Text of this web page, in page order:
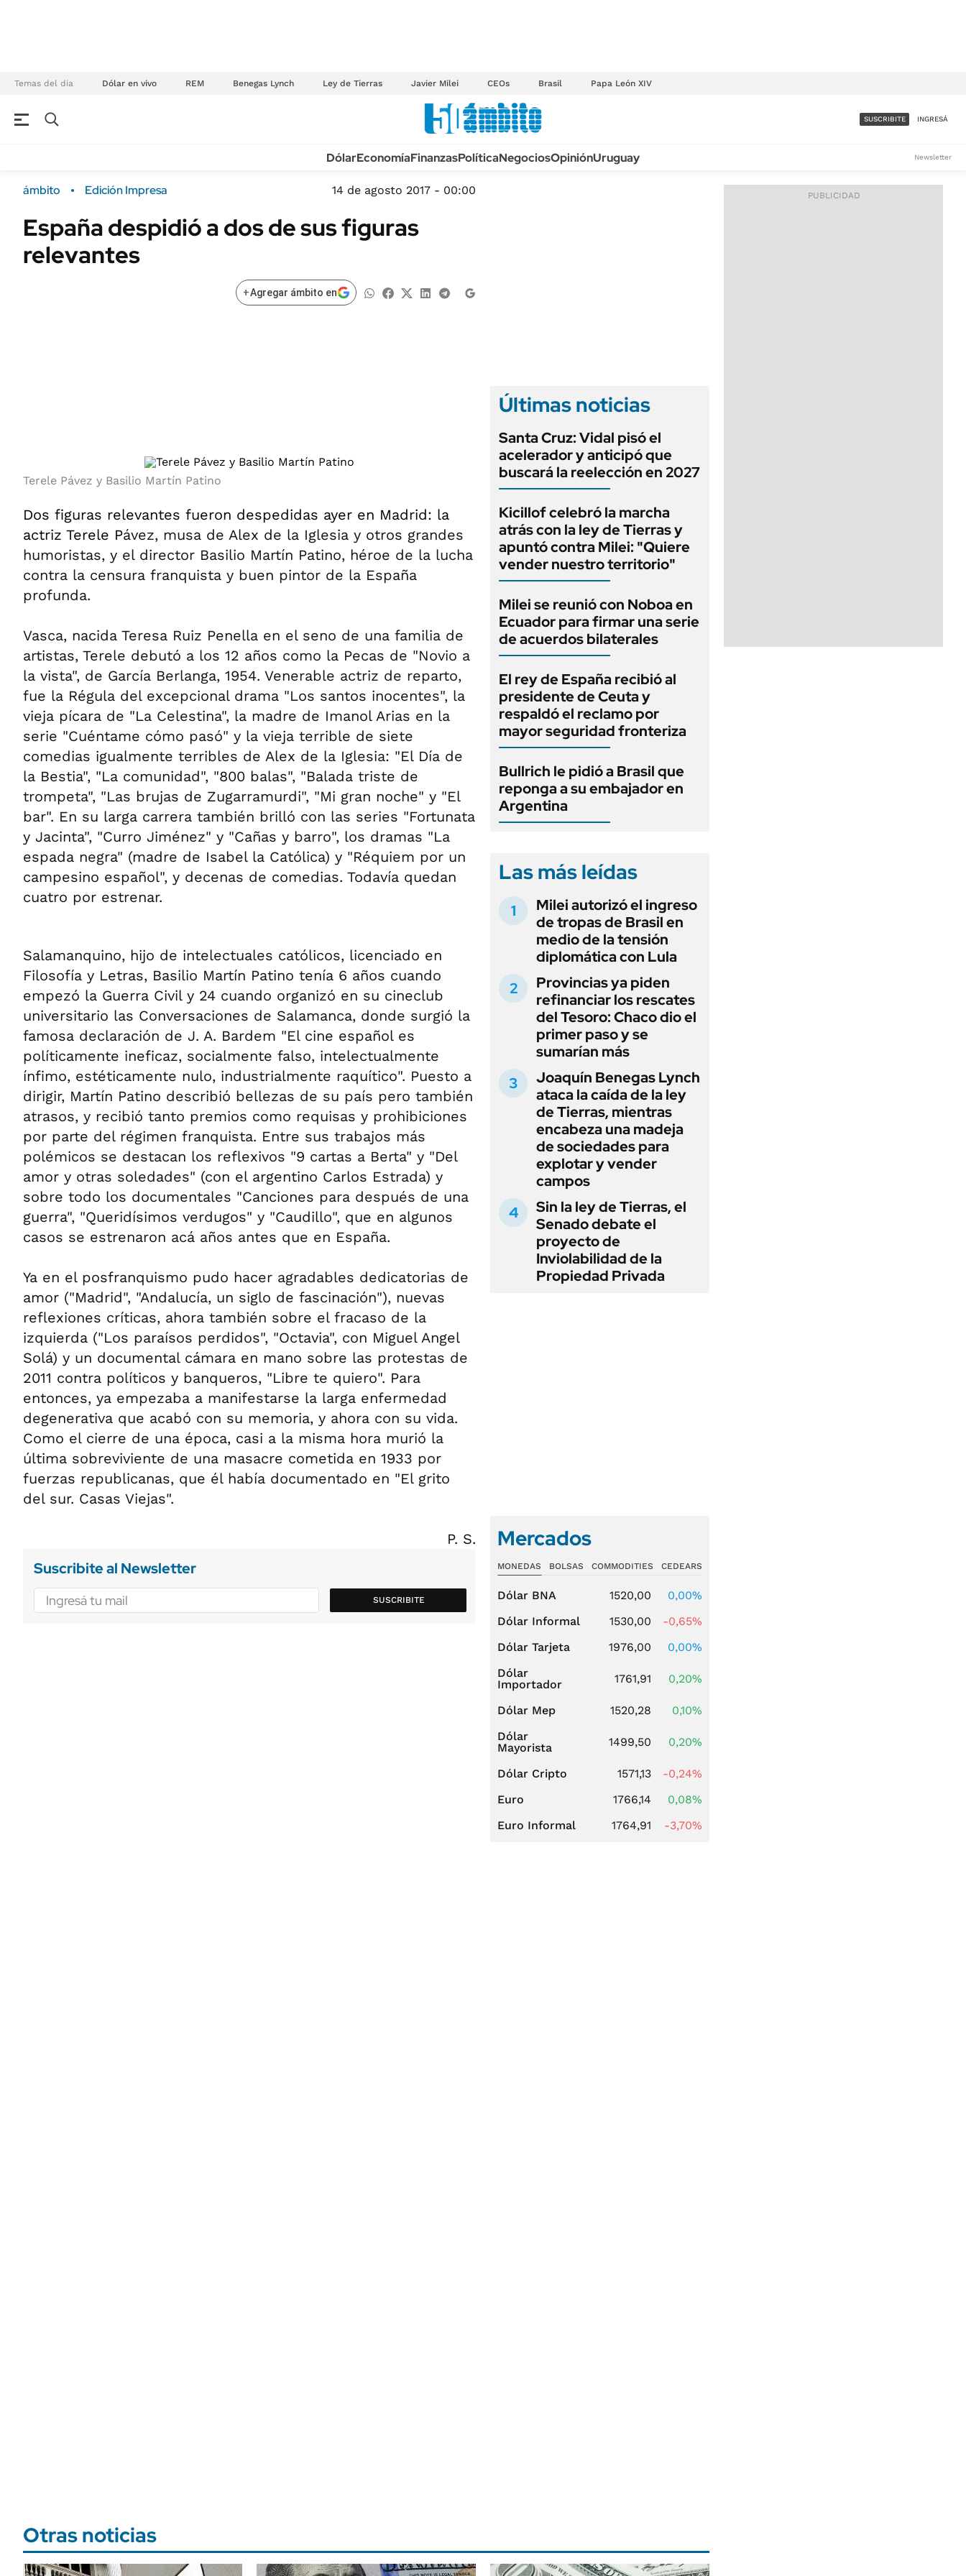
Temas del día Dólar en vivo REM Benegas Lynch Ley de Tierras Javier Milei CEOs Brasil Papa León XIV
Campo
FINANZAS
Sustentabilidad
POLÍTICA
TECNOLOGÍA
MÉXICO
MUNDO
ACCESO FULL - $1.800/MES
SUSCRIBITE INGRESÁ
DólarEconomíaFinanzasPolíticaNegociosOpiniónUruguay Newsletter
ámbito Edición Impresa 14 de agosto 2017 - 00:00
España despidió a dos de sus figuras
relevantes
+Agregar ámbito en
Terele Pávez y Basilio Martín Patino
Dos figuras relevantes fueron despedidas ayer en Madrid: la
actriz Terele Pávez, musa de Alex de la Iglesia y otros grandes
humoristas, y el director Basilio Martín Patino, héroe de la lucha
contra la censura franquista y buen pintor de la España
profunda.
Vasca, nacida Teresa Ruiz Penella en el seno de una familia de
artistas, Terele debutó a los 12 años como la Pecas de "Novio a
la vista", de García Berlanga, 1954. Venerable actriz de reparto,
fue la Régula del excepcional drama "Los santos inocentes", la
vieja pícara de "La Celestina", la madre de Imanol Arias en la
serie "Cuéntame cómo pasó" y la vieja terrible de siete
comedias igualmente terribles de Alex de la Iglesia: "El Día de
la Bestia", "La comunidad", "800 balas", "Balada triste de
trompeta", "Las brujas de Zugarramurdi", "Mi gran noche" y "El
bar". En su larga carrera también brilló con las series "Fortunata
y Jacinta", "Curro Jiménez" y "Cañas y barro", los dramas "La
espada negra" (madre de Isabel la Católica) y "Réquiem por un
campesino español", y decenas de comedias. Todavía quedan
cuatro por estrenar.
Salamanquino, hijo de intelectuales católicos, licenciado en
Filosofía y Letras, Basilio Martín Patino tenía 6 años cuando
empezó la Guerra Civil y 24 cuando organizó en su cineclub
universitario las Conversaciones de Salamanca, donde surgió la
famosa declaración de J. A. Bardem "El cine español es
políticamente ineficaz, socialmente falso, intelectualmente
ínfimo, estéticamente nulo, industrialmente raquítico". Puesto a
dirigir, Martín Patino describió bellezas de su país pero también
atrasos, y recibió tanto premios como requisas y prohibiciones
por parte del régimen franquista. Entre sus trabajos más
polémicos se destacan los reflexivos "9 cartas a Berta" y "Del
amor y otras soledades" (con el argentino Carlos Estrada) y
sobre todo los documentales "Canciones para después de una
guerra", "Queridísimos verdugos" y "Caudillo", que en algunos
casos se estrenaron acá años antes que en España.
Ya en el posfranquismo pudo hacer agradables dedicatorias de
amor ("Madrid", "Andalucía, un siglo de fascinación"), nuevas
reflexiones críticas, ahora también sobre el fracaso de la
izquierda ("Los paraísos perdidos", "Octavia", con Miguel Angel
Solá) y un documental cámara en mano sobre las protestas de
2011 contra políticos y banqueros, "Libre te quiero". Para
entonces, ya empezaba a manifestarse la larga enfermedad
degenerativa que acabó con su memoria, y ahora con su vida.
Como el cierre de una época, casi a la misma hora murió la
última sobreviviente de una masacre cometida en 1933 por
fuerzas republicanas, que él había documentado en "El grito
del sur. Casas Viejas".
P. S.
Suscribite al Newsletter
SUSCRIBITE
Últimas noticias
Santa Cruz: Vidal pisó el
acelerador y anticipó que
buscará la reelección en 2027
Kicillof celebró la marcha
atrás con la ley de Tierras y
apuntó contra Milei: "Quiere
vender nuestro territorio"
Milei se reunió con Noboa en
Ecuador para firmar una serie
de acuerdos bilaterales
El rey de España recibió al
presidente de Ceuta y
respaldó el reclamo por
mayor seguridad fronteriza
Bullrich le pidió a Brasil que
reponga a su embajador en
Argentina
Las más leídas
Milei autorizó el ingreso
de tropas de Brasil en
medio de la tensión
diplomática con Lula
Provincias ya piden
refinanciar los rescates
del Tesoro: Chaco dio el
primer paso y se
sumarían más
Joaquín Benegas Lynch
ataca la caída de la ley
de Tierras, mientras
encabeza una madeja
de sociedades para
explotar y vender
campos
Sin la ley de Tierras, el
Senado debate el
proyecto de
Inviolabilidad de la
Propiedad Privada
Mercados
MONEDAS BOLSAS COMMODITIES CEDEARS
Dólar BNA 1520,00
0,00%
Dólar Informal
1530,00
-0,65%
Dólar Tarjeta
1976,00
0,00%
Dólar
Importador
1761,91 0,20%
Dólar Mep 1520,28
0,10%
Dólar
Mayorista
1499,50 0,20%
Dólar Cripto 1571,13
-0,24%
Euro
1766,14
0,08%
Euro Informal
1764,91 -3,70%
Otras noticias